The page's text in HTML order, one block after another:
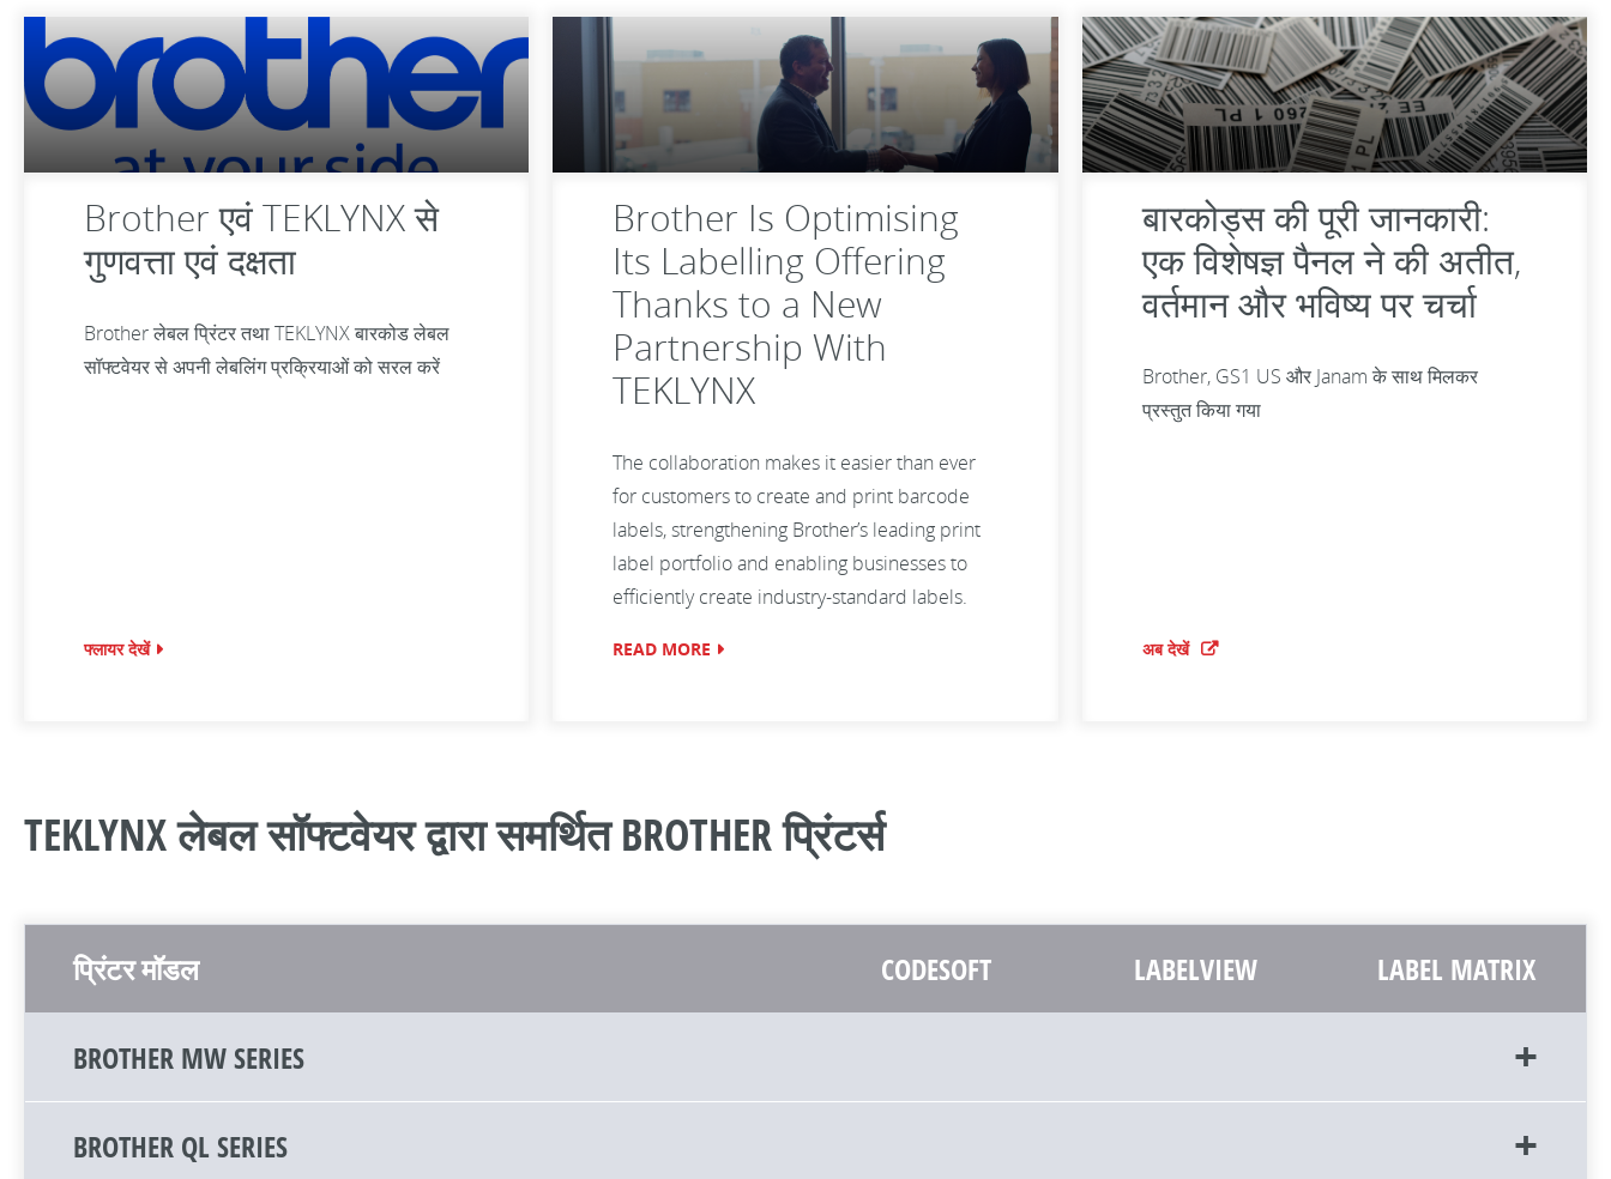
Brother एवं TEKLYNX से
गुणवत्ता एवं दक्षता
Brother लेबल प्रिंटर तथा TEKLYNX बारकोड लेबल
सॉफ्टवेयर से अपनी लेबलिंग प्रक्रियाओं को सरल करें
फ्लायर देखें
Brother Is Optimising
Its Labelling Offering
Thanks to a New
Partnership With
TEKLYNX
The collaboration makes it easier than ever
for customers to create and print barcode
labels, strengthening Brother’s leading print
label portfolio and enabling businesses to
efficiently create industry-standard labels.
READ MORE
बारकोड्स की पूरी जानकारी:
एक विशेषज्ञ पैनल ने की अतीत,
वर्तमान और भविष्य पर चर्चा
Brother, GS1 US और Janam के साथ मिलकर
प्रस्तुत किया गया
अब देखें
TEKLYNX लेबल सॉफ्टवेयर द्वारा समर्थित BROTHER प्रिंटर्स
प्रिंटर मॉडल CODESOFT LABELVIEW LABEL MATRIX
BROTHER MW SERIES
BROTHER QL SERIES